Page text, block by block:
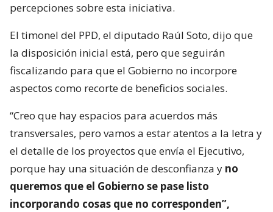
percepciones sobre esta iniciativa.
El timonel del PPD, el diputado Raúl Soto, dijo que
la disposición inicial está, pero que seguirán
fiscalizando para que el Gobierno no incorpore
aspectos como recorte de beneficios sociales.
“Creo que hay espacios para acuerdos más
transversales, pero vamos a estar atentos a la letra y
el detalle de los proyectos que envía el Ejecutivo,
porque hay una situación de desconfianza y no
queremos que el Gobierno se pase listo
incorporando cosas que no corresponden”,